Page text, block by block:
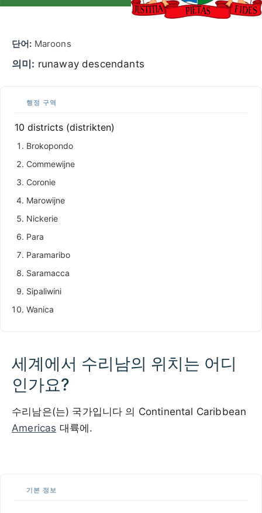
단어: Maroons
의미: runaway descendants
행정 구역
10 districts (distrikten)
Brokopondo
Commewijne
Coronie
Marowijne
Nickerie
Para
Paramaribo
Saramacca
Sipaliwini
Wanica
세계에서 수리남의 위치는 어디
인가요?
수리남은(는) 국가입니다 의 Continental Caribbean
Americas 대륙에.
기본 정보